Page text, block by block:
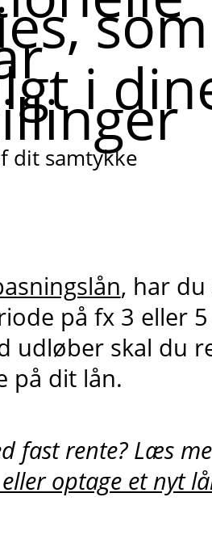
som
i
dit samtykke
, har
på fx 3 eller
udløber skal du
på dit lån.
fast rente? Læs
optage et nyt